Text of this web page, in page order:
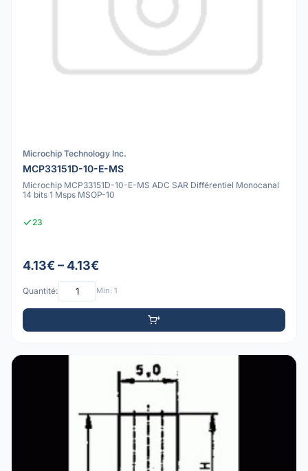
Microchip Technology Inc.
MCP33151D-10-E-MS
Microchip MCP33151D-10-E-MS ADC SAR Différentiel Monocanal
14 bits 1 Msps MSOP-10
23
4.13€ – 4.13€
Quantité: Min: 1